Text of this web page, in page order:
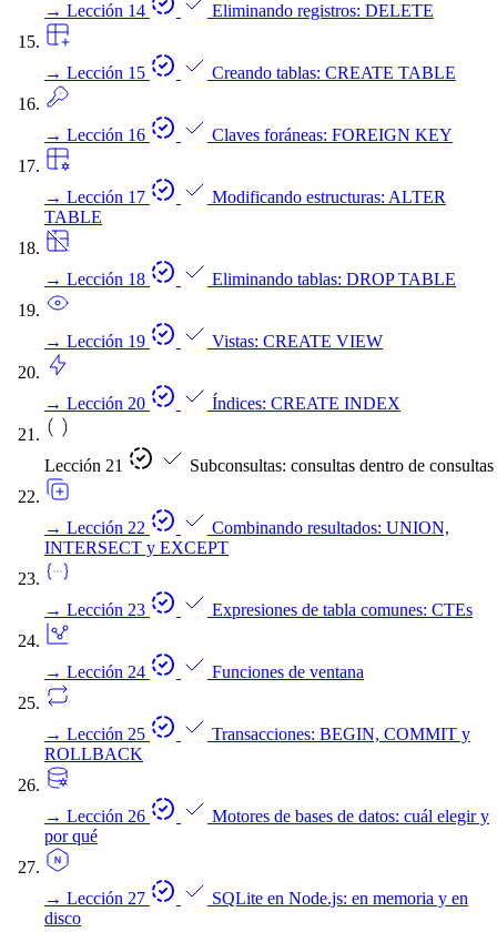
→ Lección 14 Eliminando registros: DELETE
→ Lección 15 Creando tablas: CREATE TABLE
→ Lección 16 Claves foráneas: FOREIGN KEY
→ Lección 17
Modificando estructuras: ALTER
TABLE
→ Lección 18 Eliminando tablas: DROP TABLE
→ Lección 19 Vistas: CREATE VIEW
→ Lección 20 Índices: CREATE INDEX
Lección 21 Subconsultas: consultas dentro de consultas
→ Lección 22
Combinando resultados: UNION,
INTERSECT y EXCEPT
→ Lección 23 Expresiones de tabla comunes: CTEs
→ Lección 24 Funciones de ventana
→ Lección 25
Transacciones: BEGIN, COMMIT y
ROLLBACK
→ Lección 26
Motores de bases de datos: cuál elegir y
por qué
→ Lección 27
SQLite en Node.js: en memoria y en
disco